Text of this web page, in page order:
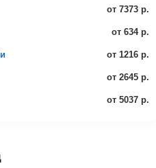
от 7373 р.
от 634 р.
от 1216 р.
от 2645 р.
от 5037 р.